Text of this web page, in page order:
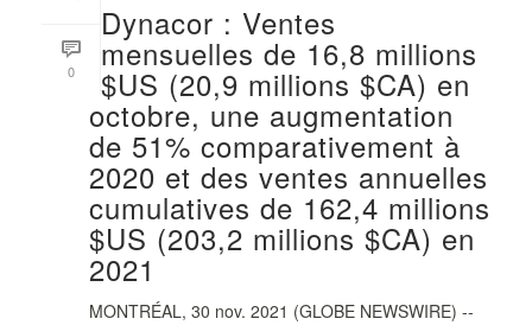
0
Dynacor : Ventes
mensuelles de 16,8 millions
$US (20,9 millions $CA) en
octobre, une augmentation
de 51% comparativement à
2020 et des ventes annuelles
cumulatives de 162,4 millions
$US (203,2 millions $CA) en
2021
MONTRÉAL, 30 nov. 2021 (GLOBE NEWSWIRE) --